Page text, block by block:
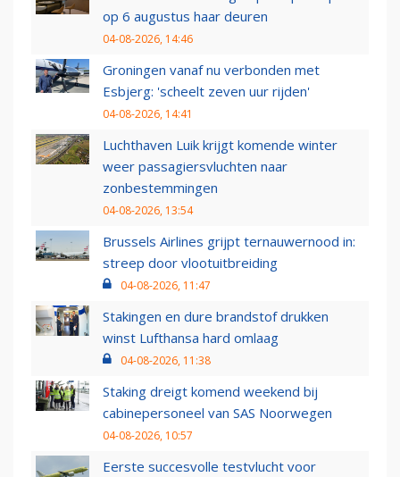
op 6 augustus haar deuren
04-08-2026, 14:46
Groningen vanaf nu verbonden met
Esbjerg: 'scheelt zeven uur rijden'
04-08-2026, 14:41
Luchthaven Luik krijgt komende winter
weer passagiersvluchten naar
zonbestemmingen
04-08-2026, 13:54
Brussels Airlines grijpt ternauwernood in:
streep door vlootuitbreiding
04-08-2026, 11:47
Stakingen en dure brandstof drukken
winst Lufthansa hard omlaag
04-08-2026, 11:38
Staking dreigt komend weekend bij
cabinepersoneel van SAS Noorwegen
04-08-2026, 10:57
Eerste succesvolle testvlucht voor